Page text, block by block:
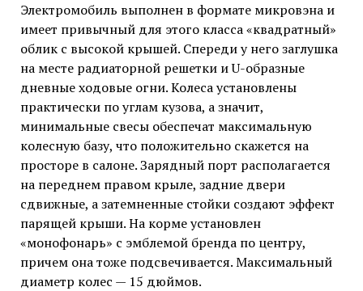
Электромобиль выполнен в формате микровэна и
имеет привычный для этого класса «квадратный»
облик с высокой крышей. Спереди у него заглушка
на месте радиаторной решетки и U-образные
дневные ходовые огни. Колеса установлены
практически по углам кузова, а значит,
минимальные свесы обеспечат максимальную
колесную базу, что положительно скажется на
просторе в салоне. Зарядный порт располагается
на переднем правом крыле, задние двери
сдвижные, а затемненные стойки создают эффект
парящей крыши. На корме установлен
«монофонарь» с эмблемой бренда по центру,
причем она тоже подсвечивается. Максимальный
диаметр колес — 15 дюймов.